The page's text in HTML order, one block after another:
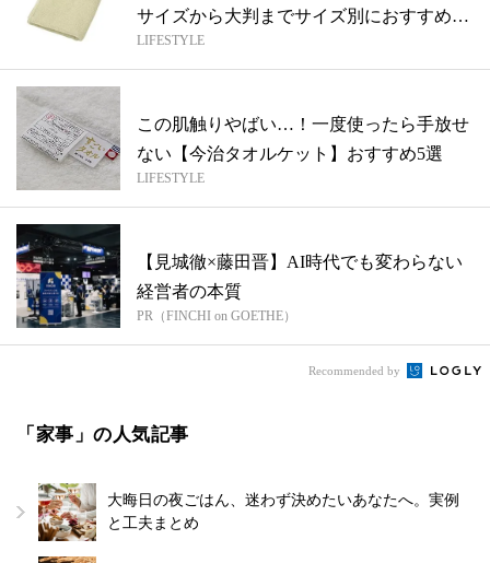
サイズから大判までサイズ別におすすめを
紹介
LIFESTYLE
この肌触りやばい…！一度使ったら手放せ
ない【今治タオルケット】おすすめ5選
LIFESTYLE
【見城徹×藤田晋】AI時代でも変わらない
経営者の本質
PR（FINCHI on GOETHE）
Recommended by
「家事」の人気記事
大晦日の夜ごはん、迷わず決めたいあなたへ。実例
と工夫まとめ